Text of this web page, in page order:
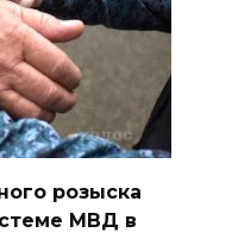
приметы
розыска
МВД в